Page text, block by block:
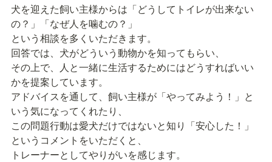
犬を迎えた飼い主様からは「どうしてトイレが出来ない
の？」「なぜ人を噛むの？」
という相談を多くいただきます。
回答では、犬がどういう動物かを知ってもらい、
その上で、人と一緒に生活するためにはどうすればいい
かを提案しています。
アドバイスを通して、飼い主様が「やってみよう！」と
いう気になってくれたり、
この問題行動は愛犬だけではないと知り「安心した！」
というコメントをいただくと、
トレーナーとしてやりがいを感じます。